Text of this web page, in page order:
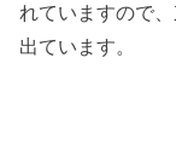
れていますので
出ています。